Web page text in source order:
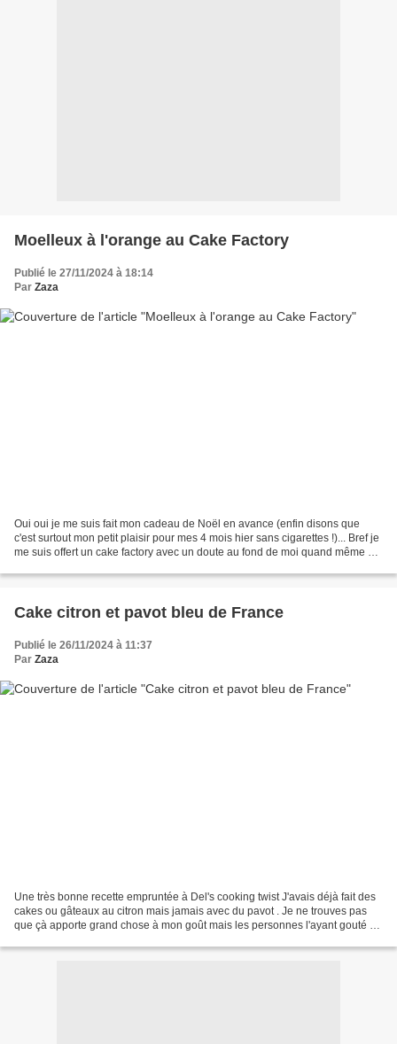
Moelleux à l'orange au Cake Factory
Publié le 27/11/2024 à 18:14
Par Zaza
Oui oui je me suis fait mon cadeau de Noël en avance (enfin disons que
c'est surtout mon petit plaisir pour mes 4 mois hier sans cigarettes !)... Bref je
me suis offert un cake factory avec un doute au fond de moi quand même car
Cake citron et pavot bleu de France
Publié le 26/11/2024 à 11:37
Par Zaza
Une très bonne recette empruntée à Del's cooking twist J'avais déjà fait des
cakes ou gâteaux au citron mais jamais avec du pavot . Je ne trouves pas
que çà apporte grand chose à mon goût mais les personnes l'ayant gouté à